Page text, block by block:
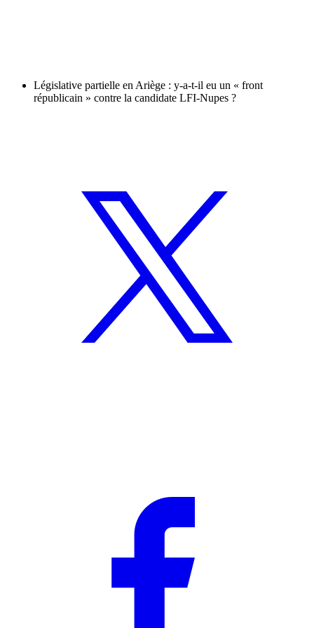
Législative partielle en Ariège : y-a-t-il eu un « front
républicain » contre la candidate LFI-Nupes ?